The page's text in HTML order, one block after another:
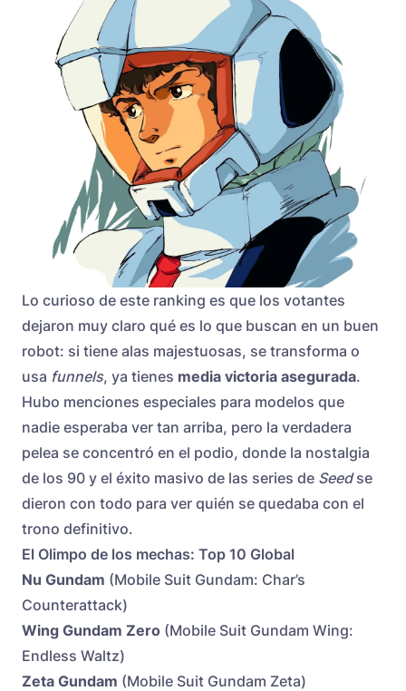
Lo curioso de este ranking es que los votantes
dejaron muy claro qué es lo que buscan en un buen
robot: si tiene alas majestuosas, se transforma o
usa funnels, ya tienes media victoria asegurada.
Hubo menciones especiales para modelos que
nadie esperaba ver tan arriba, pero la verdadera
pelea se concentró en el podio, donde la nostalgia
de los 90 y el éxito masivo de las series de Seedse
dieron con todo para ver quién se quedaba con el
trono definitivo.
El Olimpo de los mechas: Top 10 Global
Nu Gundam (Mobile Suit Gundam: Char’s
Counterattack)
Wing Gundam Zero (Mobile Suit Gundam Wing:
Endless Waltz)
Zeta Gundam (Mobile Suit Gundam Zeta)